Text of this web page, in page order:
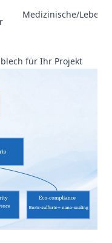
Medizinische/
für Ihr Projekt